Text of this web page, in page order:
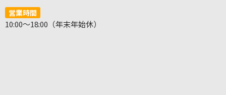
営業時間
10:00～18:00（年末年始休）